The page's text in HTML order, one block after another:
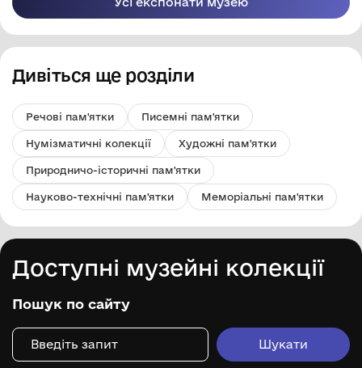
Дивіться ще розділи
Речові пам'ятки Писемні пам'ятки
Нумізматичні колекції Художні пам'ятки
Природничо-історичні пам'ятки
Науково-технічні пам'ятки Меморіальні пам'ятки
Доступні музейні колекції
Пошук по сайту